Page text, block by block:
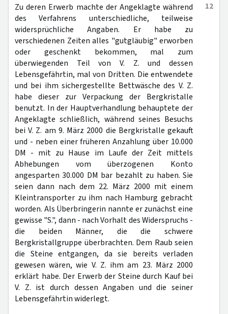
12
Zu deren Erwerb machte der Angeklagte während
des Verfahrens unterschiedliche, teilweise
widersprüchliche Angaben. Er habe zu
verschiedenen Zeiten alles "gutgläubig" erworben
oder geschenkt bekommen, mal zum
überwiegenden Teil von V. Z. und dessen
Lebensgefährtin, mal von Dritten. Die entwendete
und bei ihm sichergestellte Bettwäsche des V. Z.
habe dieser zur Verpackung der Bergkristalle
benutzt. In der Hauptverhandlung behauptete der
Angeklagte schließlich, während seines Besuchs
bei V. Z. am 9. März 2000 die Bergkristalle gekauft
und - neben einer früheren Anzahlung über 10.000
DM - mit zu Hause im Laufe der Zeit mittels
Abhebungen vom überzogenen Konto
angesparten 30.000 DM bar bezahlt zu haben. Sie
seien dann nach dem 22. März 2000 mit einem
Kleintransporter zu ihm nach Hamburg gebracht
worden. Als Überbringerin nannte er zunächst eine
gewisse "S.", dann - nach Vorhalt des Widerspruchs -
die beiden Männer, die die schwere
Bergkristallgruppe überbrachten. Dem Raub seien
die Steine entgangen, da sie bereits verladen
gewesen wären, wie V. Z. ihm am 23. März 2000
erklärt habe. Der Erwerb der Steine durch Kauf bei
V. Z. ist durch dessen Angaben und die seiner
Lebensgefährtin widerlegt.